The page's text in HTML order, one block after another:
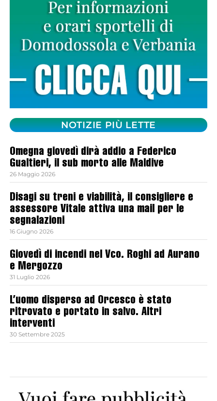
NOTIZIE PIÙ LETTE
Omegna giovedì dirà addio a Federico
Gualtieri, il sub morto alle Maldive
26 Maggio 2026
Disagi su treni e viabilità, il consigliere e
assessore Vitale attiva una mail per le
segnalazioni
16 Giugno 2026
Giovedì di incendi nel Vco. Roghi ad Aurano
e Mergozzo
31 Luglio 2026
L’uomo disperso ad Orcesco è stato
ritrovato e portato in salvo. Altri
interventi
30 Settembre 2025